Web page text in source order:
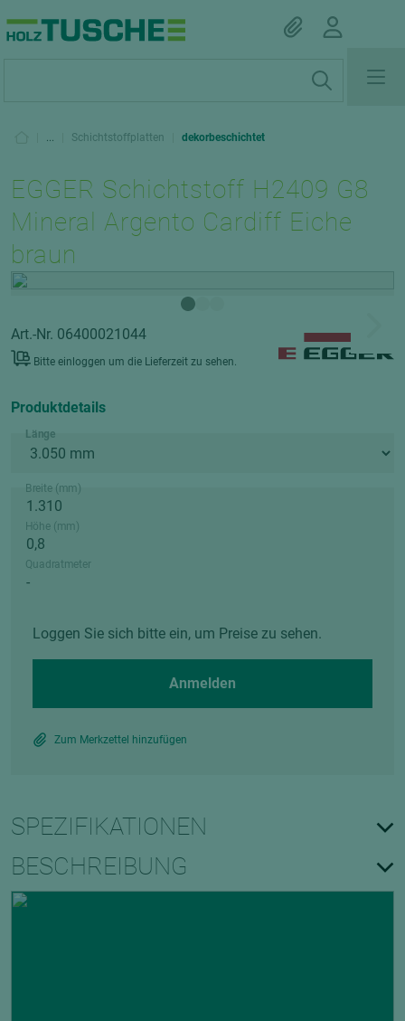
... Schichtstoffplatten dekorbeschichtet
EGGER Schichtstoff H2409 G8
Mineral Argento Cardiff Eiche
braun
Art.-Nr. 06400021044
Bitte einloggen um die Lieferzeit zu sehen.
Produktdetails
Länge
Breite (mm)
Höhe (mm)
Quadratmeter
Loggen Sie sich bitte ein, um Preise zu sehen.
Anmelden
Zum Merkzettel hinzufügen
SPEZIFIKATIONEN
BESCHREIBUNG